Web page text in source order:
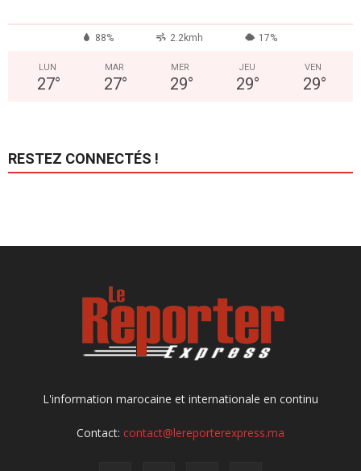
88% 2.2kmh 17%
LUN
27°
MAR
27°
MER
29°
JEU
29°
VEN
29°
RESTEZ CONNECTÉS !
L'information marocaine et internationale en continu
Contact: contact@lereporterexpress.ma